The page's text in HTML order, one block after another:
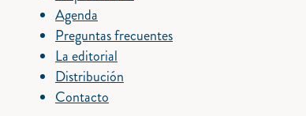
Agenda
Preguntas frecuentes
La editorial
Distribución
Contacto